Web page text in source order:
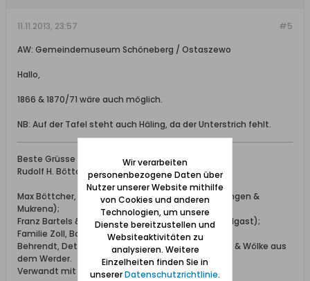
#5
11.11.2013, 23:57
AW: Gemeindemuseum Schöneberg / Ostaszewo
Hallo,
1866 & 1870/71 wäre auch möglich.
NB: Auf der Tafel steht auch Häling, da der Unterstrich fehlt.
Beste Grüsse
Rudolf H. Böttcher
Max Böttcher, Ing. bei Schichau (aus Beesenlaublingen &
Mukrena);
Franz Bartels & Co., Danzig Breitgasse 64 (aus Wolgast);
Familie Zoll, Bohnsack;
Behrendt, Detlaff / Detloff, Katt, Lissau, Schönhoff & Wölke aus
dem Werder.
Verwandt mit den Familien: Elsner, Adrian, Falk.
Wir verarbeiten
personenbezogene Daten über
Nutzer unserer Website mithilfe
von Cookies und anderen
Technologien, um unsere
Dienste bereitzustellen und
Websiteaktivitäten zu
analysieren. Weitere
Einzelheiten finden Sie in
unsererDatenschutzrichtlinie.